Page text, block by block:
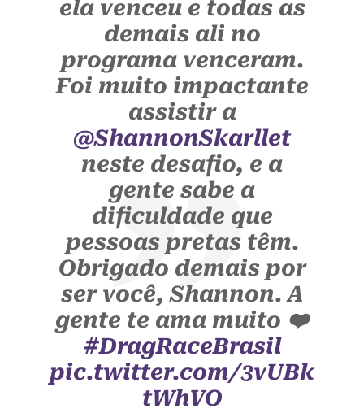
ela venceu e todas as
demais ali no
programa venceram.
Foi muito impactante
assistir a
@ShannonSkarllet
neste desafio, e a
gente sabe a
dificuldade que
pessoas pretas têm.
Obrigado demais por
ser você, Shannon. A
gente te ama muito ❤️
#DragRaceBrasil
pic.twitter.com/3vUBk
tWhVO